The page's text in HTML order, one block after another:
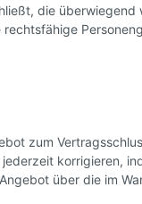
die
zum
korrigieren,
über die im